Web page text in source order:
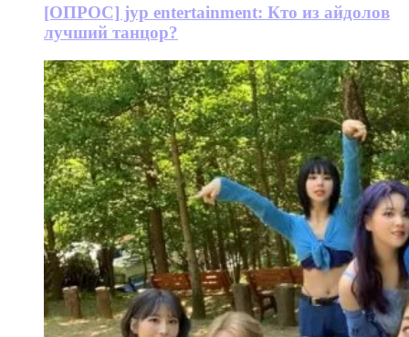
[ОПРОС] jyp entertainment: Кто из айдолов
лучший танцор?